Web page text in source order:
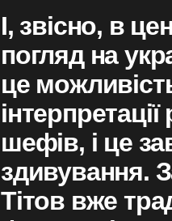
І, звісно, в
погляд на
це
шефів, і це
здивування.
Тітов вже